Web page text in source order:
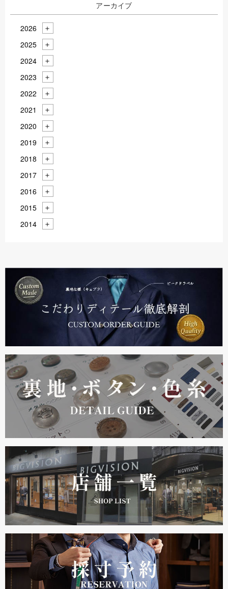
アーカイブ
2026
2025
2024
2023
2022
2021
2020
2019
2018
2017
2016
2015
2014